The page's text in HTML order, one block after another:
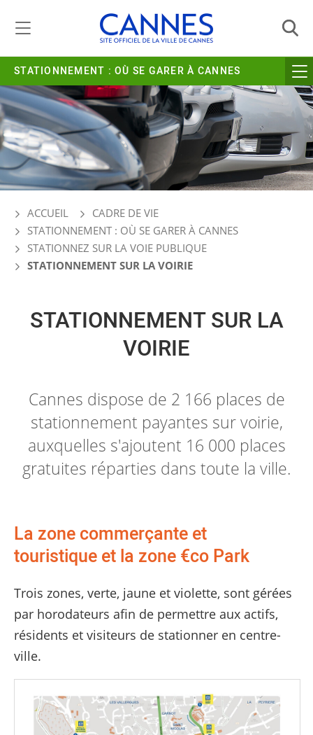
STATIONNEMENT : OÙ SE GARER À CANNES
ACCUEIL
CADRE DE VIE
STATIONNEMENT : OÙ SE GARER À CANNES
STATIONNEZ SUR LA VOIE PUBLIQUE
STATIONNEMENT SUR LA VOIRIE
STATIONNEMENT SUR LA
VOIRIE
Cannes dispose de 2 166 places de
stationnement payantes sur voirie,
auxquelles s'ajoutent 16 000 places
gratuites réparties dans toute la ville.
La zone commerçante et
touristique et la zone €co Park
Trois zones, verte, jaune et violette, sont gérées
par horodateurs afin de permettre aux actifs,
résidents et visiteurs de stationner en centre-
ville.